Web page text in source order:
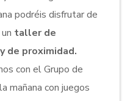
podréis disfrutar de
taller de
de proximidad.
con el Grupo de
mañana con juegos